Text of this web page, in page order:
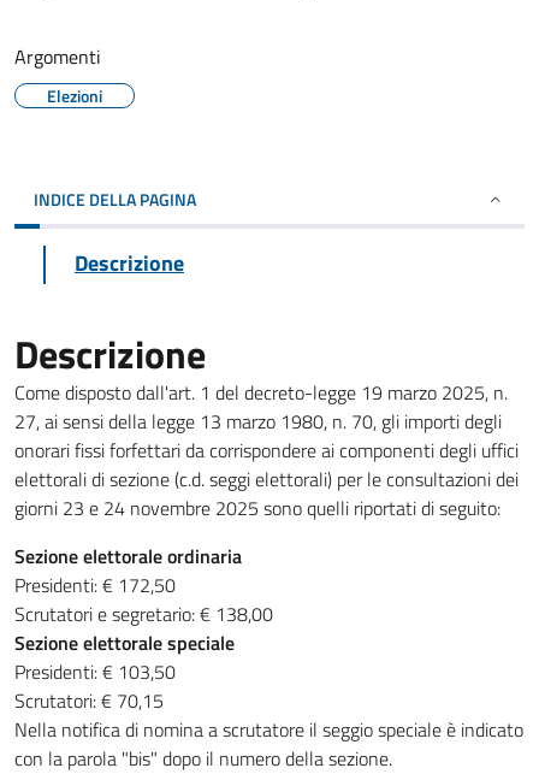
Argomenti
Elezioni
INDICE DELLA PAGINA
Descrizione
Descrizione
Come disposto dall'art. 1 del decreto-legge 19 marzo 2025, n.
27, ai sensi della legge 13 marzo 1980, n. 70, gli importi degli
onorari fissi forfettari da corrispondere ai componenti degli uffici
elettorali di sezione (c.d. seggi elettorali) per le consultazioni dei
giorni 23 e 24 novembre 2025 sono quelli riportati di seguito:
Sezione elettorale ordinaria
Presidenti: € 172,50
Scrutatori e segretario: € 138,00
Sezione elettorale speciale
Presidenti: € 103,50
Scrutatori: € 70,15
Nella notifica di nomina a scrutatore il seggio speciale è indicato
con la parola "bis" dopo il numero della sezione.